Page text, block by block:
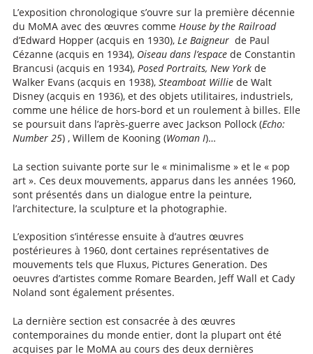
L’exposition chronologique s’ouvre sur la première décennie
du MoMA avec des œuvres comme House by the Railroad
d’Edward Hopper (acquis en 1930), Le Baigneur de Paul
Cézanne (acquis en 1934), Oiseau dans l’espace de Constantin
Brancusi (acquis en 1934), Posed Portraits, New York de
Walker Evans (acquis en 1938), Steamboat Willie de Walt
Disney (acquis en 1936), et des objets utilitaires, industriels,
comme une hélice de hors-bord et un roulement à billes. Elle
se poursuit dans l’après-guerre avec Jackson Pollock (Echo:
Number 25) , Willem de Kooning (Woman I)…
La section suivante porte sur le « minimalisme » et le « pop
art ». Ces deux mouvements, apparus dans les années 1960,
sont présentés dans un dialogue entre la peinture,
l’architecture, la sculpture et la photographie.
L’exposition s’intéresse ensuite à d’autres œuvres
postérieures à 1960, dont certaines représentatives de
mouvements tels que Fluxus, Pictures Generation. Des
oeuvres d’artistes comme Romare Bearden, Jeff Wall et Cady
Noland sont également présentes.
La dernière section est consacrée à des œuvres
contemporaines du monde entier, dont la plupart ont été
acquises par le MoMA au cours des deux dernières